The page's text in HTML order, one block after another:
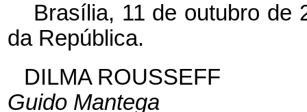
Brasília, 11 de outubro de
da República.
DILMA ROUSSEFF
Guido Mantega